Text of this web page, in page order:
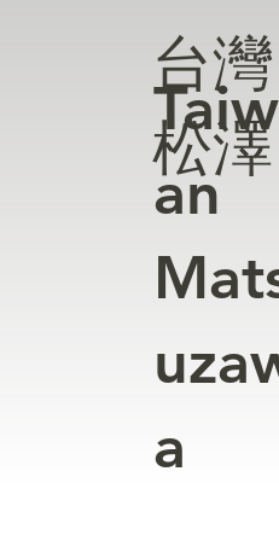
台灣
松澤
Taiw
an
a